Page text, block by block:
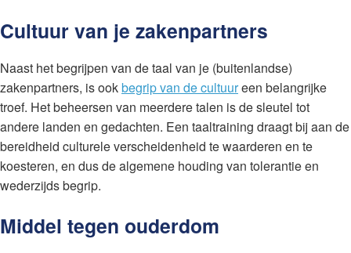
Cultuur van je zakenpartners
Naast het begrijpen van de taal van je (buitenlandse)
zakenpartners, is ookbegrip van de cultuureen belangrijke
troef. Het beheersen van meerdere talen is de sleutel tot
andere landen en gedachten. Een taaltraining draagt bij aan de
bereidheid culturele verscheidenheid te waarderen en te
koesteren, en dus de algemene houding van tolerantie en
wederzijds begrip.
Middel tegen ouderdom